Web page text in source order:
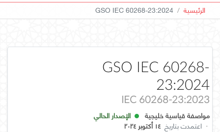
الرئيسية GSO IEC 60268-23:2024
GSO IEC 60268-
23:2024
IEC 60268-23:2023
مواصفة قياسية خليجية
الإصدار الحالي
· اعتمدت بتاريخ ١٤ أكتوبر ٢٠٢٤